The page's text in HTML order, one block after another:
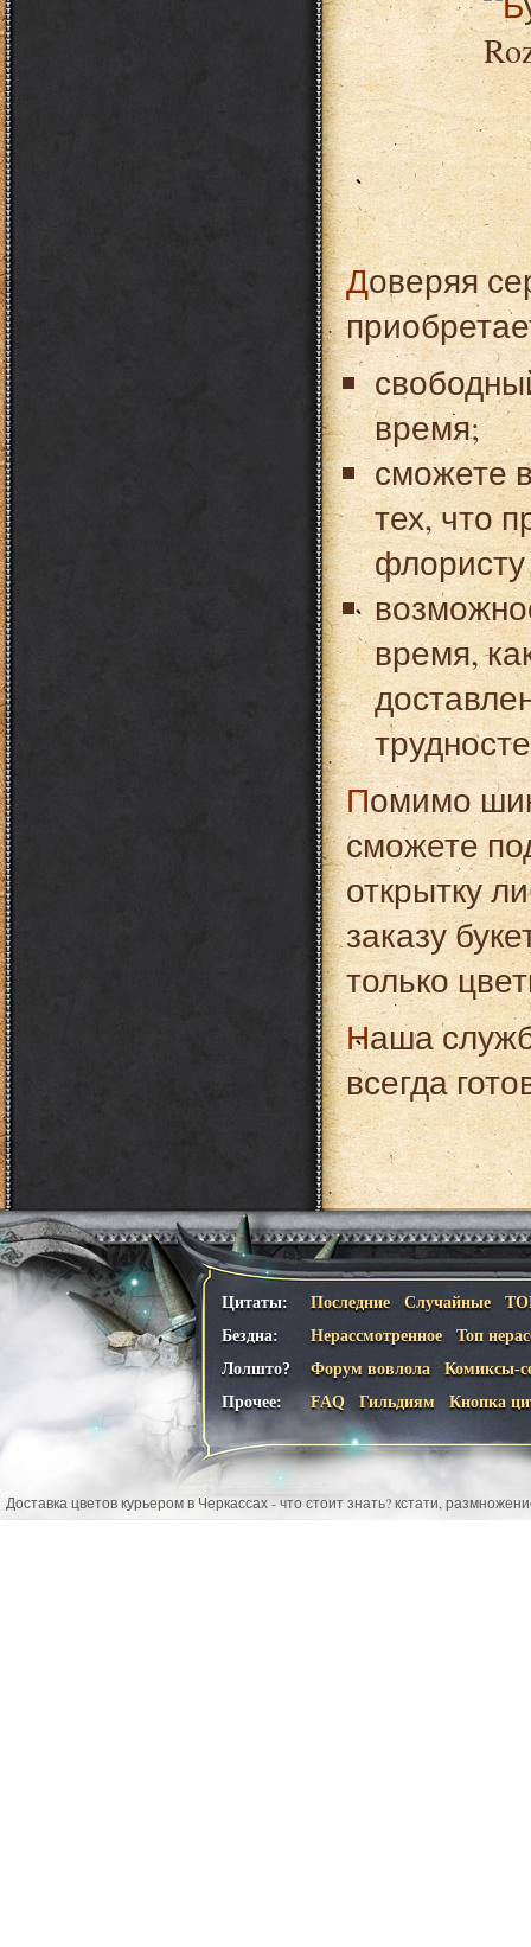
Доверяя сервису по доставке цветов, вы
время;
сможете
тех, что
флористу
время,
Помимо шикарных букетов из свежих цветов Вы
сможете
открытку
заказу
только
Наша служба доставки цветов в городе Черкассы
всегда
Цитаты: Последние Случайные
Бездна:
Нерассмотренное
Топ
Лолшто?
Форум вовлола
Комиксы-
Прочее:
FAQ Гильдиям Кнопка
Доставка цветов курьером в Черкассах - что стоит знать? кстати,